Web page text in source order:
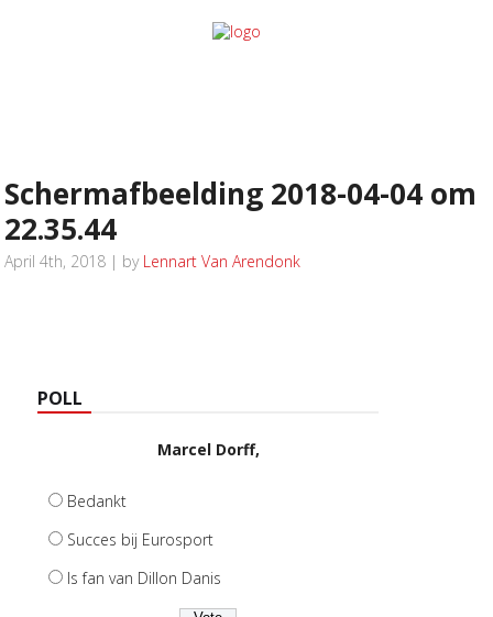
Schermafbeelding 2018-04-04 om
22.35.44
April 4th, 2018 | by Lennart Van Arendonk
POLL
Marcel Dorff,
Bedankt
Succes bij Eurosport
Is fan van Dillon Danis